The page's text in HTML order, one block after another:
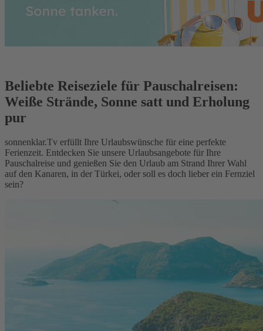
Beliebte Reiseziele für Pauschalreisen:
Weiße Strände, Sonne satt und Erholung
pur
sonnenklar.Tv erfüllt Ihre Urlaubswünsche für eine perfekte
Ferienzeit. Entdecken Sie unsere Urlaubsangebote für Ihre
Pauschalreise und genießen Sie den Urlaub am Strand Ihrer Wahl
auf den Kanaren, in der Türkei, oder soll es doch lieber ein Fernziel
sein?